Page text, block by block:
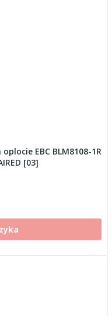
EBC BLM8108-1R
[03]